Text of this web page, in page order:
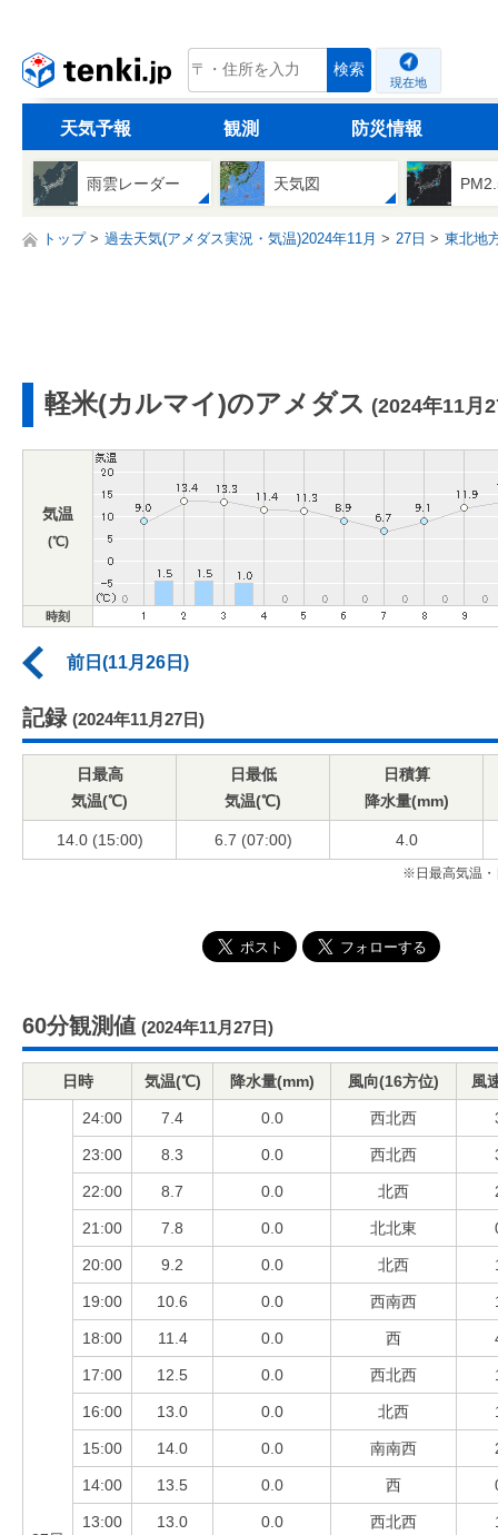
tenki.jp 検索
現在地
天気予報 観測 防災情報
雨雲レーダー 天気図
トップ 過去天気(アメダス実況・気温)2024年11月 27日 東北地
軽米(カルマイ)のアメダス (2024年11月
気温
(℃)
時刻
前日(11月26日)
記録 (2024年11月27日)
日最高
気温(℃)
日最低
気温(℃)
日積算
降水量(mm)
14.0 (15:00) 6.7 (07:00) 4.0
※日最高気温・
60分観測値 (2024年11月27日)
日時 気温(℃) 降水量(mm) 風向(16方位) 風
24:00 7.4 0.0 西北西
23:00 8.3 0.0 西北西
22:00 8.7 0.0 北西
21:00 7.8 0.0 北北東
20:00 9.2 0.0 北西
19:00 10.6 0.0 西南西
18:00 11.4 0.0 西
17:00 12.5 0.0 西北西
16:00 13.0 0.0 北西
15:00 14.0 0.0 南南西
14:00 13.5 0.0 西
13:00 13.0 0.0 西北西